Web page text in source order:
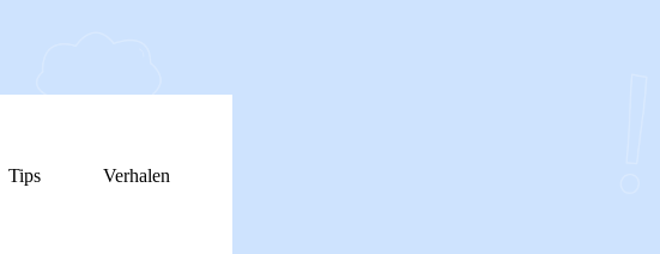
Tips Verhalen